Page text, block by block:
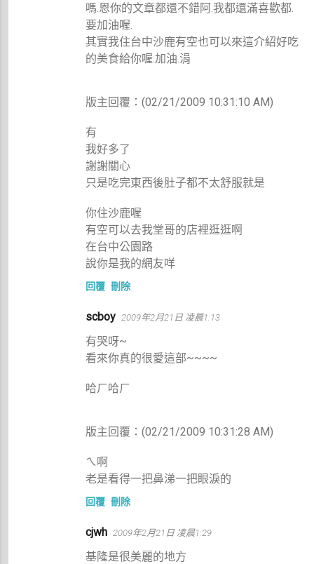
嗎.恩你的文章都還不錯阿.我都還滿喜歡都.
要加油喔.
其實我住台中沙鹿有空也可以來這介紹好吃
的美食給你喔.加油.涓
版主回覆：(02/21/2009 10:31:10 AM)
有
我好多了
謝謝關心
只是吃完東西後肚子都不太舒服就是
你住沙鹿喔
有空可以去我堂哥的店裡逛逛啊
在台中公園路
說你是我的網友咩
回覆 刪除
scboy 2009年2月21日 凌晨1:13
有哭呀~
看來你真的很愛這部~~~~
哈ㄏ哈ㄏ
版主回覆：(02/21/2009 10:31:28 AM)
ㄟ啊
老是看得一把鼻涕一把眼淚的
回覆 刪除
cjwh 2009年2月21日 凌晨1:29
基隆是很美麗的地方